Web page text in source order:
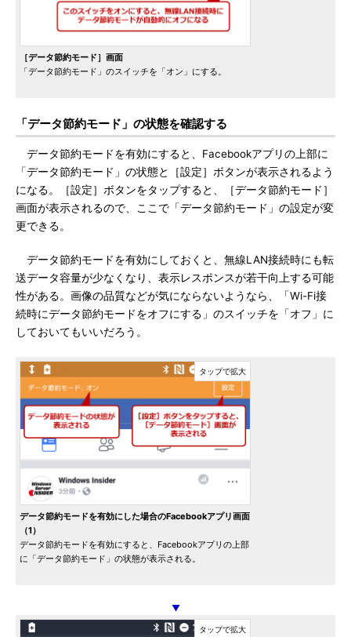
［データ節約モード］画面
「データ節約モード」のスイッチを「オン」にする。
「データ節約モード」の状態を確認する
データ節約モードを有効にすると、Facebookアプリの上部に
「データ節約モード」の状態と［設定］ボタンが表示されるよう
になる。［設定］ボタンをタップすると、［データ節約モード］
画面が表示されるので、ここで「データ節約モード」の設定が変
更できる。
データ節約モードを有効にしておくと、無線LAN接続時にも転
送データ容量が少なくなり、表示レスポンスが若干向上する可能
性がある。画像の品質などが気にならないようなら、「Wi-Fi接
続時にデータ節約モードをオフにする」のスイッチを「オフ」に
しておいてもいいだろう。
データ節約モードを有効にした場合のFacebookアプリ画面
（1）
データ節約モードを有効にすると、Facebookアプリの上部
に「データ節約モード」の状態が表示される。
▼